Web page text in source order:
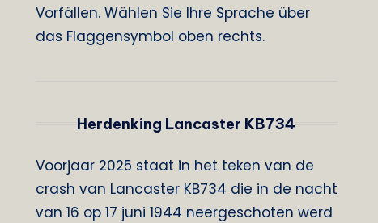
Vorfällen. Wählen Sie Ihre Sprache über
das Flaggensymbol oben rechts.
Herdenking Lancaster KB734
Voorjaar 2025 staat in het teken van de
crash van Lancaster KB734 die in de nacht
van 16 op 17 juni 1944 neergeschoten werd